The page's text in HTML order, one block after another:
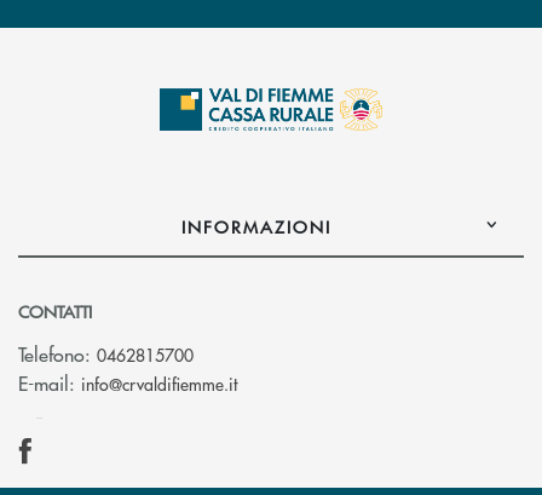
INFORMAZIONI
CONTATTI
Telefono: 0462815700
E-mail: info@crvaldifiemme.it(si apre l’app di posta elettronica)